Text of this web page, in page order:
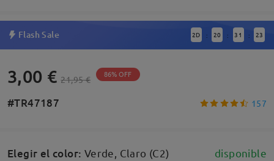
Flash Sale 2D : 20 : 31 : 23
3,00 € 21,95 € 86% OFF
#TR47187 157
Elegir el color: Verde, Claro (C2) disponible